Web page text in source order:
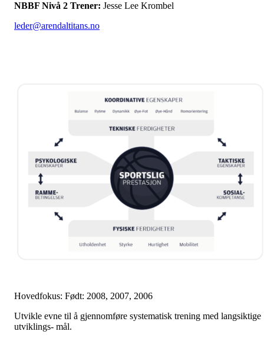
NBBF Nivå 2 Trener: Jesse Lee Krombel
leder@arendaltitans.no
Hovedfokus: Født: 2008, 2007, 2006
Utvikle evne til å gjennomføre systematisk trening med langsiktige
utviklings- mål.